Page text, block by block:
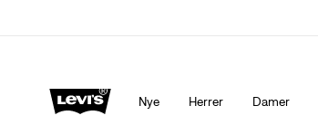
Nye Herrer Damer